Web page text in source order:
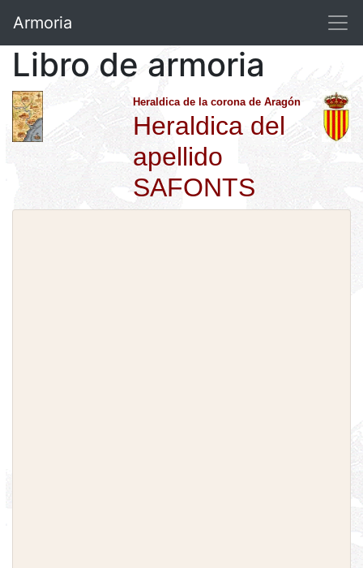
Armoria
Libro de armoria
Heraldica de la corona de Aragón
Heraldica del
apellido
SAFONTS